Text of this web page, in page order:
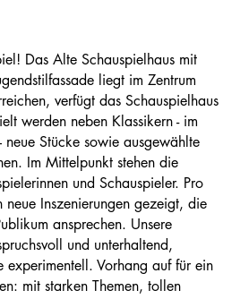
Das Alte Schauspielhaus mit
liegt im Zentrum
verfügt das Schauspielhaus
werden neben Klassikern - im
Stücke sowie ausgewählte
Im Mittelpunkt stehen die
und Schauspieler. Pro
Inszenierungen gezeigt, die
ansprechen. Unsere
und unterhaltend,
experimentell. Vorhang auf für ein
mit starken Themen, tollen